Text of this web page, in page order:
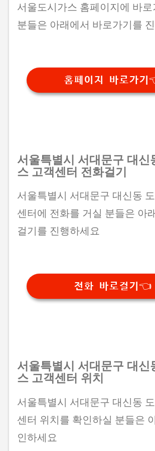
서울도시가스 홈페이지에 바로
분들은 아래에서 바로가기를
홈페이지 바로가기
서울특별시 서대문구 대신
스 고객센터 전화걸기
서울특별시 서대문구 대신동
센터에 전화를 거실 분들은 아
걸기를 진행하세요
전화 바로걸기👈
서울특별시 서대문구 대신
스 고객센터 위치
서울특별시 서대문구 대신동
센터 위치를 확인하실 분들은
인하세요